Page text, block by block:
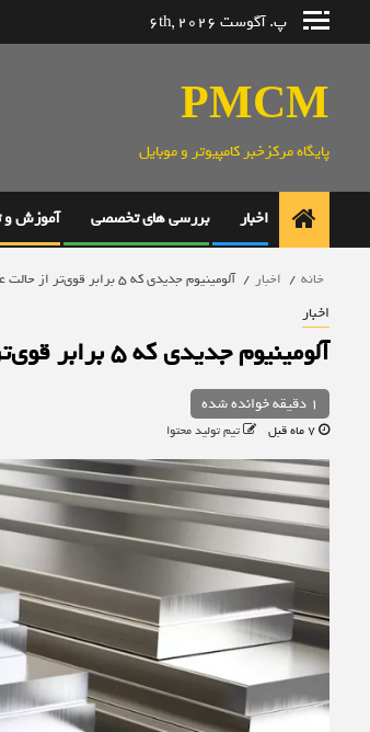
پ. آگوست 6th, 2026
PMCM
پایگاه مرکزخبر کامپیوتر و موبایل
اخبار بررسی های تخصصی آموزش و
خانه اخبار آلومینیوم جدیدی که ۵ برابر قوی‌تر از حالت عادی است
اخبار
آلومینیوم جدیدی که ۵ برابر قوی‌تر از حالت عادی است
1 دقیقه خوانده شده
تیم تولید محتوا